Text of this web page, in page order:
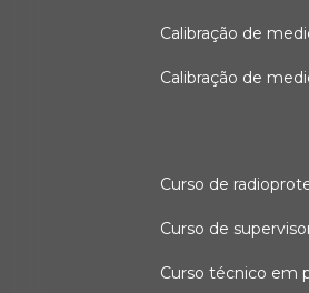
calibração de
calibração de
curso de
curso de
curso técnico em